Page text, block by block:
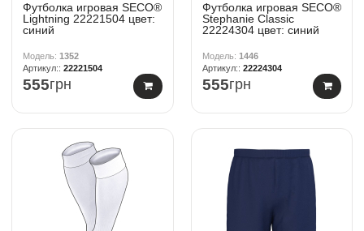
Футболка игровая SECO®
Lightning 22221504 цвет:
синий
1352
22221504
555грн
Футболка игровая SECO®
Stephanie Classic
22224304 цвет: синий
1446
22224304
555грн